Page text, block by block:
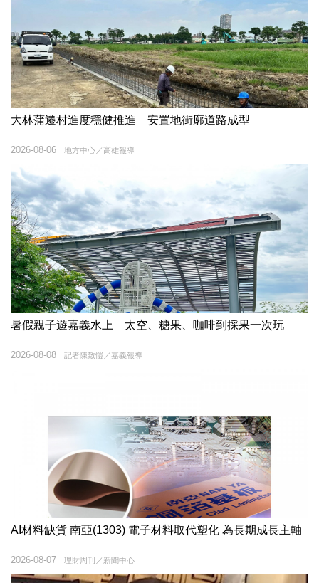
大林蒲遷村進度穩健推進 安置地街廓道路成型
地方中心／高雄報導
2026-08-06
暑假親子遊嘉義水上 太空、糖果、咖啡到採果一次玩
記者陳致愷／嘉義報導
2026-08-08
AI材料缺貨 南亞(1303) 電子材料取代塑化 為長期成長主軸
理財周刊／新聞中心
2026-08-07